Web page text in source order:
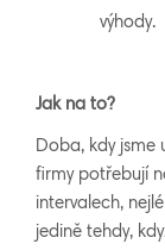
výhody.
Jak na to?
Doba, kdy jsme
firmy potřebují
intervalech,
jedině tehdy,